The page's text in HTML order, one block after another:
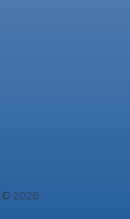
© 2026